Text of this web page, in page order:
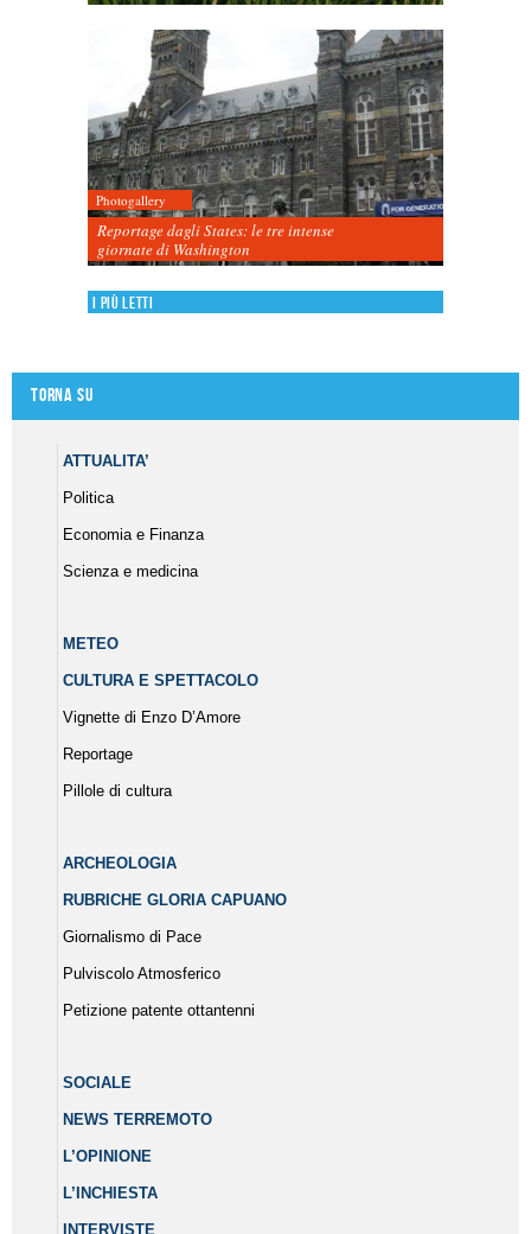
Photogallery
Reportage dagli States: le tre intense
giornate di Washington
I più letti
Torna su
ATTUALITA’
Politica
Economia e Finanza
Scienza e medicina
METEO
CULTURA E SPETTACOLO
Vignette di Enzo D’Amore
Reportage
Pillole di cultura
ARCHEOLOGIA
RUBRICHE GLORIA CAPUANO
Giornalismo di Pace
Pulviscolo Atmosferico
Petizione patente ottantenni
SOCIALE
NEWS TERREMOTO
L’OPINIONE
L’INCHIESTA
INTERVISTE